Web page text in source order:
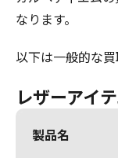
なります。
以下は一般的な買
レザーアイ
製品名